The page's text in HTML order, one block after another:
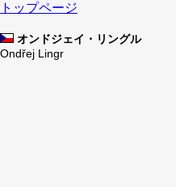
トップページ
オンドジェイ・リングル
Ondřej Lingr